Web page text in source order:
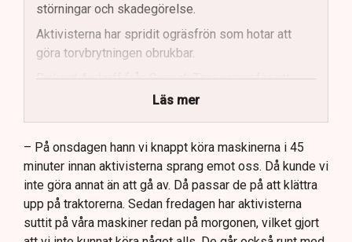
störningar och skadegörelse.
Aktivisterna har spridit ogräsfrön som hotar att
göra torvbrytningen obrukbar.
Rickard Axdorff från Svensk Torv varnar för ett
stort ekonomiskt sabotage.
Dialogpolisen på plats står maktlös inför
aktivisternas handlingar.
Frågor kvarstår om finansiering av illegal aktivism.
Läs mer
– På onsdagen hann vi knappt köra maskinerna i 45
minuter innan aktivisterna sprang emot oss. Då kunde vi
inte göra annat än att gå av. Då passar de på att klättra
upp på traktorerna. Sedan fredagen har aktivisterna
suttit på våra maskiner redan på morgonen, vilket gjort